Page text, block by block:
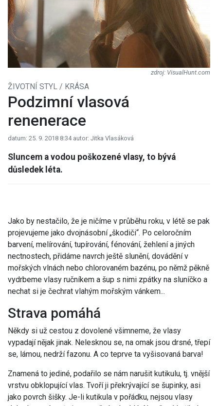
VisualHunt.com
ŽIVOTNÍ STYL / KRÁSA
Podzimní vlasová
renenerace
datum: 25. 9. 2018 8:34 autor: Jitka Vlasáková
Sluncem a vodou poškozené vlasy, to bývá
důsledek léta.
Jako by nestačilo, že je ničíme v průběhu roku, v létě se pak
projevujeme jako dvojnásobní „škodiči“. Po celoročním
barvení, melírování, tupírování, fénování, žehlení a jiných
nectnostech, přidáme navrch ještě slunění, dovádění v
mořských vlnách nebo chlorovaném bazénu, po němž pěkně
vydrbeme vlasy ručníkem a šup s nimi zpátky na sluníčko a
nechat si je čechrat vlahým mořským vánkem...
Strava pomáhá
Někdy si už cestou z dovolené všimneme, že vlasy
vypadají nějak jinak. Nelesknou se, na omak jsou drsné, třepí
se, lámou, nedrží fazonu. A co teprve ta vyšisovaná barva!
Znamená to jediné, podařilo se nám narušit kutikulu, tj. vnější
vrstvu obklopující vlas. Tvoří ji překrývající se šupinky, asi
jako povrch šišky. Je-li kutikula v pořádku, nejsou vlasy